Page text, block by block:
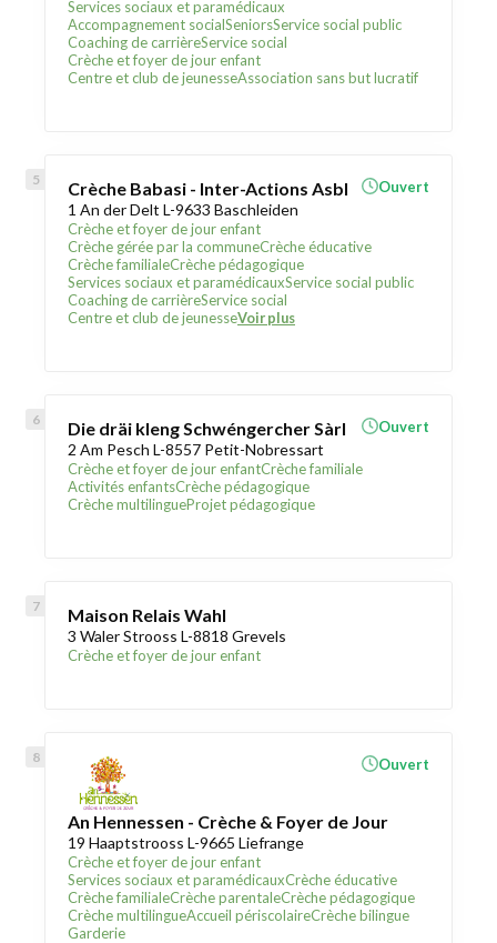
Services sociaux et paramédicaux
Accompagnement socialSeniorsService social public
Coaching de carrièreService social
Crèche et foyer de jour enfant
Centre et club de jeunesseAssociation sans but lucratif
Crèche Babasi - Inter-Actions Asbl
1 An der Delt L-9633 Baschleiden
Crèche et foyer de jour enfant
Crèche gérée par la communeCrèche éducative
Crèche familialeCrèche pédagogique
Services sociaux et paramédicauxService social public
Coaching de carrièreService social
Centre et club de jeunesseVoir plus
Ouvert
Die dräi kleng Schwéngercher Sàrl
2 Am Pesch L-8557 Petit-Nobressart
Crèche et foyer de jour enfantCrèche familiale
Activités enfantsCrèche pédagogique
Crèche multilingueProjet pédagogique
Ouvert
Maison Relais Wahl
3 Waler Strooss L-8818 Grevels
Crèche et foyer de jour enfant
An Hennessen - Crèche & Foyer de Jour
19 Haaptstrooss L-9665 Liefrange
Crèche et foyer de jour enfant
Services sociaux et paramédicauxCrèche éducative
Crèche familialeCrèche parentaleCrèche pédagogique
Crèche multilingueAccueil périscolaireCrèche bilingue
Garderie
Ouvert